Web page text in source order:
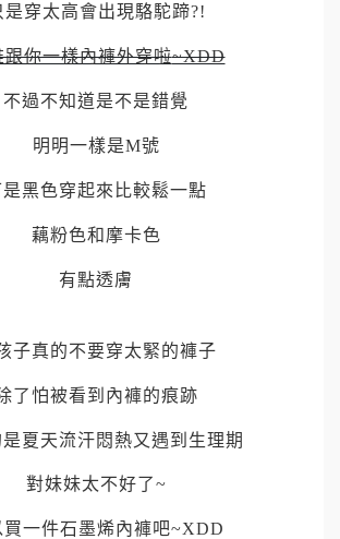
是穿太高會出現駱駝蹄?!
跟你一樣內褲外穿啦~XDD
不過不知道是不是錯覺
明明一樣是M號
是黑色穿起來比較鬆一點
藕粉色和摩卡色
有點透膚
子真的不要穿太緊的褲子
了怕被看到內褲的痕跡
夏天流汗悶熱又遇到生理期
對妹妹太不好了~
買一件石墨烯內褲吧~XDD